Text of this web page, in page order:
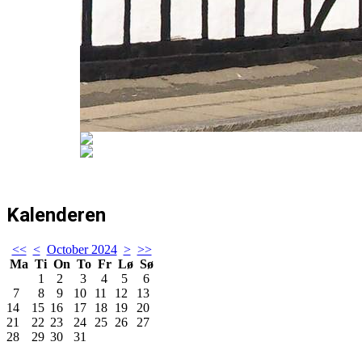
Kalenderen
<< < October 2024 > >>
Ma Ti On To Fr Lø Sø
1
2 3 4 5
6
7
8 9 10 11 12
13
14
15 16 17 18 19
20
21
22 23 24 25 26
27
28
29 30 31